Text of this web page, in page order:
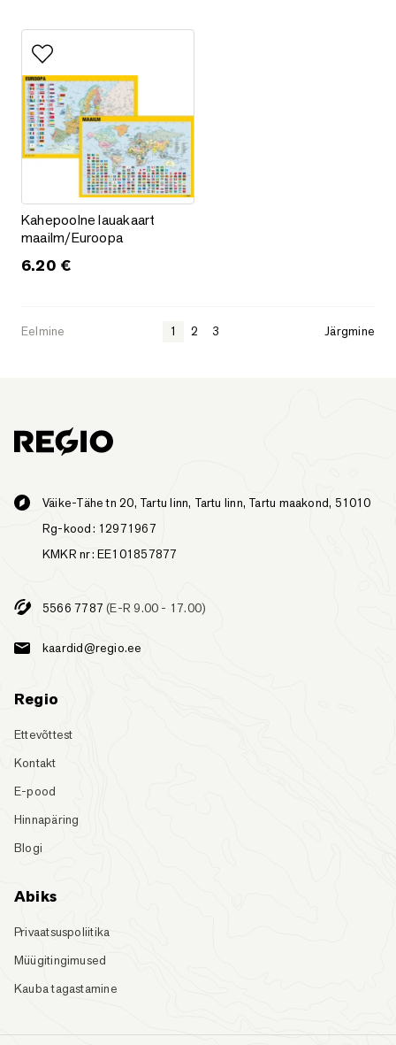
Lisa lemmikutesse
Kahepoolne lauakaart maailm/Euroopa
Kahepoolne lauakaart
maailm/Euroopa
6.20 €
Eelmine 1 2 3 Järgmine
Väike-Tähe tn 20, Tartu linn, Tartu linn, Tartu maakond, 51010
Rg-kood: 12971967
KMKR nr: EE101857877
5566 7787 (E-R 9.00 - 17.00)
kaardid@regio.ee
Regio
Ettevõttest
Kontakt
E-pood
Hinnapäring
Blogi
Abiks
Privaatsuspoliitika
Müügitingimused
Kauba tagastamine